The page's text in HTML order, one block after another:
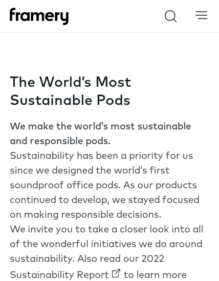
Search
The World’s Most
Sustainable Pods
We make the world’s most sustainable
and responsible pods.
Sustainability has been a priority for us
since we designed the world’s first
soundproof office pods. As our products
continued to develop, we stayed focused
on making responsible decisions.
We invite you to take a closer look into all
of the wonderful initiatives we do around
sustainability. Also read our 2022
Sustainability Report
to learn more